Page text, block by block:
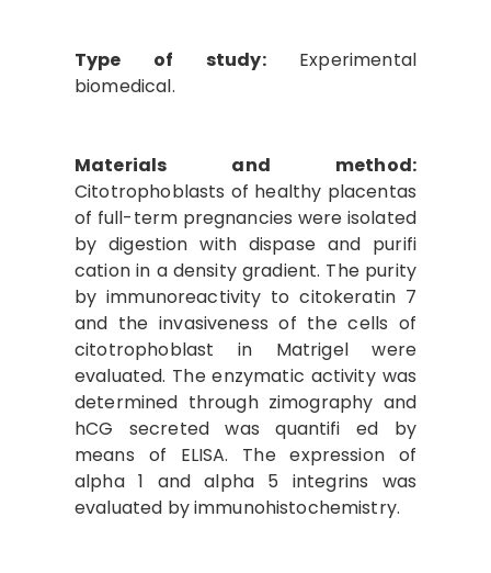
Type of study:Experimental
biomedical.
Materials and method:
Citotrophoblasts of healthy placentas
of full-term pregnancies were isolated
by digestion with dispase and purifi
cation in a density gradient. The purity
by immunoreactivity to citokeratin 7
and the invasiveness of the cells of
citotrophoblast in Matrigel were
evaluated. The enzymatic activity was
determined through zimography and
hCG secreted was quantifi ed by
means of ELISA. The expression of
alpha 1 and alpha 5 integrins was
evaluated by immunohistochemistry.